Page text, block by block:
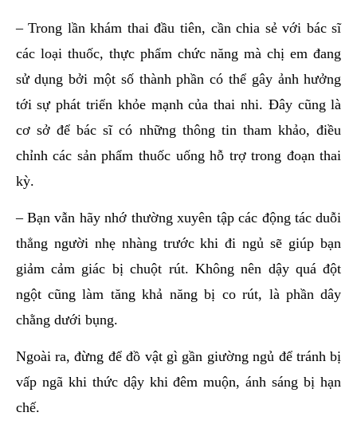
– Trong lần khám thai đầu tiên, cần chia sẻ với bác sĩ
các loại thuốc, thực phẩm chức năng mà chị em đang
sử dụng bởi một số thành phần có thể gây ảnh hưởng
tới sự phát triển khỏe mạnh của thai nhi. Đây cũng là
cơ sở để bác sĩ có những thông tin tham khảo, điều
chỉnh các sản phẩm thuốc uống hỗ trợ trong đoạn thai
kỳ.
– Bạn vẫn hãy nhớ thường xuyên tập các động tác duỗi
thẳng người nhẹ nhàng trước khi đi ngủ sẽ giúp bạn
giảm cảm giác bị chuột rút. Không nên dậy quá đột
ngột cũng làm tăng khả năng bị co rút, là phần dây
chằng dưới bụng.
Ngoài ra, đừng để đồ vật gì gần giường ngủ để tránh bị
vấp ngã khi thức dậy khi đêm muộn, ánh sáng bị hạn
chế.